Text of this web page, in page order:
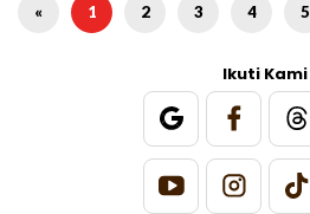
« 1 2 3 4 5
Ikuti Kami